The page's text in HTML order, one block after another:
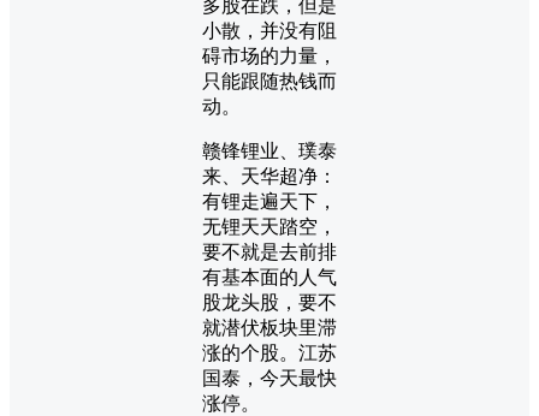
多股在跌，但是
小散，并没有阻
碍市场的力量，
只能跟随热钱而
动。
赣锋锂业、璞泰
来、天华超净：
有锂走遍天下，
无锂天天踏空，
要不就是去前排
有基本面的人气
股龙头股，要不
就潜伏板块里滞
涨的个股。江苏
国泰，今天最快
涨停。